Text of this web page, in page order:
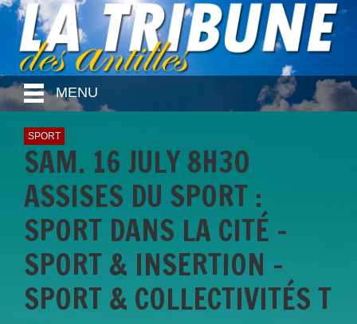
MENU
SPORT
SAM. 16 JULY 8H30
ASSISES DU SPORT :
SPORT DANS LA CITÉ -
SPORT & INSERTION -
SPORT & COLLECTIVITÉS T